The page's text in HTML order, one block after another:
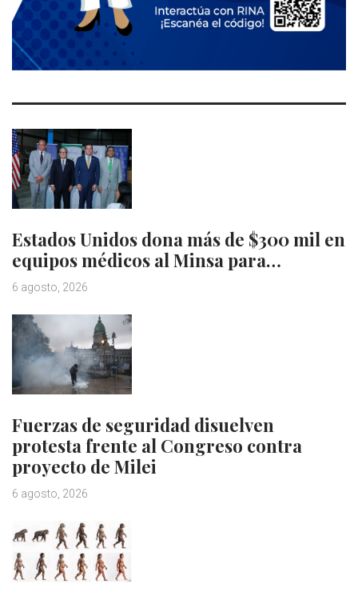
Estados Unidos dona más de $300 mil en
equipos médicos al Minsa para…
6 agosto, 2026
Fuerzas de seguridad disuelven
protesta frente al Congreso contra
proyecto de Milei
6 agosto, 2026